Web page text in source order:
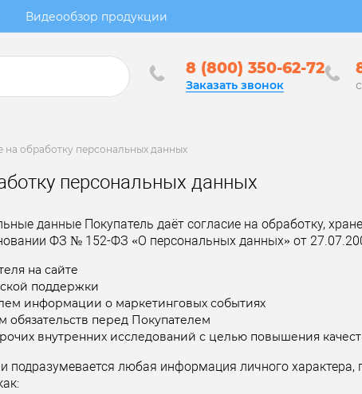
Видеообзор продукции
8 (800) 350-62-72
Заказать звонок
на обработку персональных данных
персональных данных
данные Покупатель даёт согласие на обработку,
ФЗ № 152-ФЗ «О персональных данных» от
на сайте
поддержки
информации о маркетинговых событиях
перед Покупателем
внутренних исследований с целью повышения
любая информация личного характера,